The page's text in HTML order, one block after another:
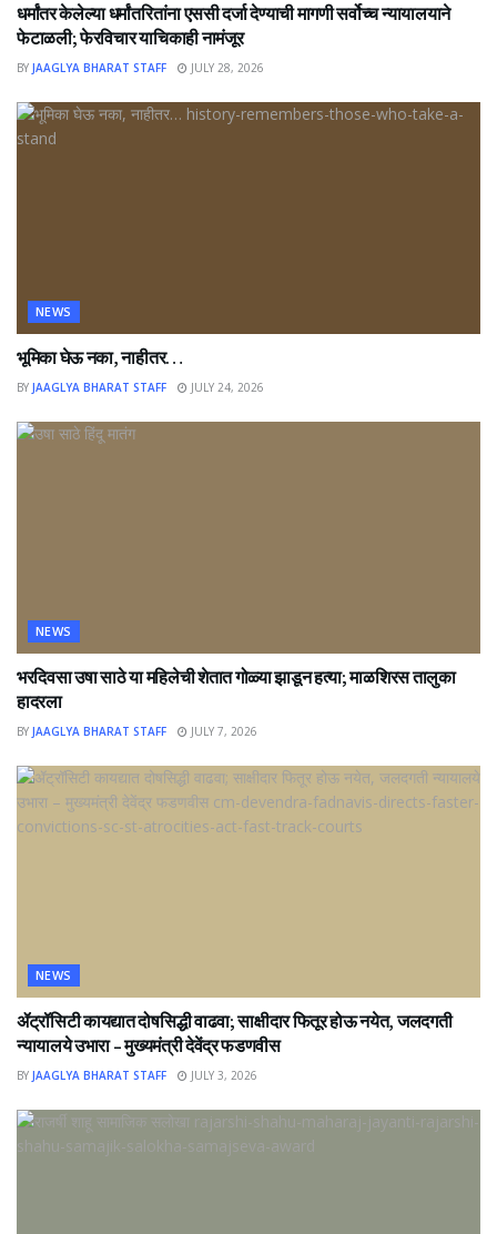
धर्मांतर केलेल्या धर्मांतरितांना एससी दर्जा देण्याची मागणी सर्वोच्च न्यायालयाने
फेटाळली; फेरविचार याचिकाही नामंजूर
BY JAAGLYA BHARAT STAFF JULY 28, 2026
NEWS
भूमिका घेऊ नका, नाहीतर…
BY JAAGLYA BHARAT STAFF JULY 24, 2026
NEWS
भरदिवसा उषा साठे या महिलेची शेतात गोळ्या झाडून हत्या; माळशिरस तालुका
हादरला
BY JAAGLYA BHARAT STAFF JULY 7, 2026
NEWS
ॲट्रॉसिटी कायद्यात दोषसिद्धी वाढवा; साक्षीदार फितूर होऊ नयेत, जलदगती
न्यायालये उभारा – मुख्यमंत्री देवेंद्र फडणवीस
BY JAAGLYA BHARAT STAFF JULY 3, 2026